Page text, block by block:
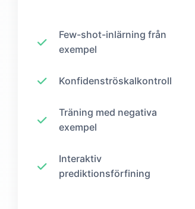
Few-shot-inlärning från
exempel
Konfidenströskalkontroll
Träning med negativa
exempel
Interaktiv
prediktionsförfining